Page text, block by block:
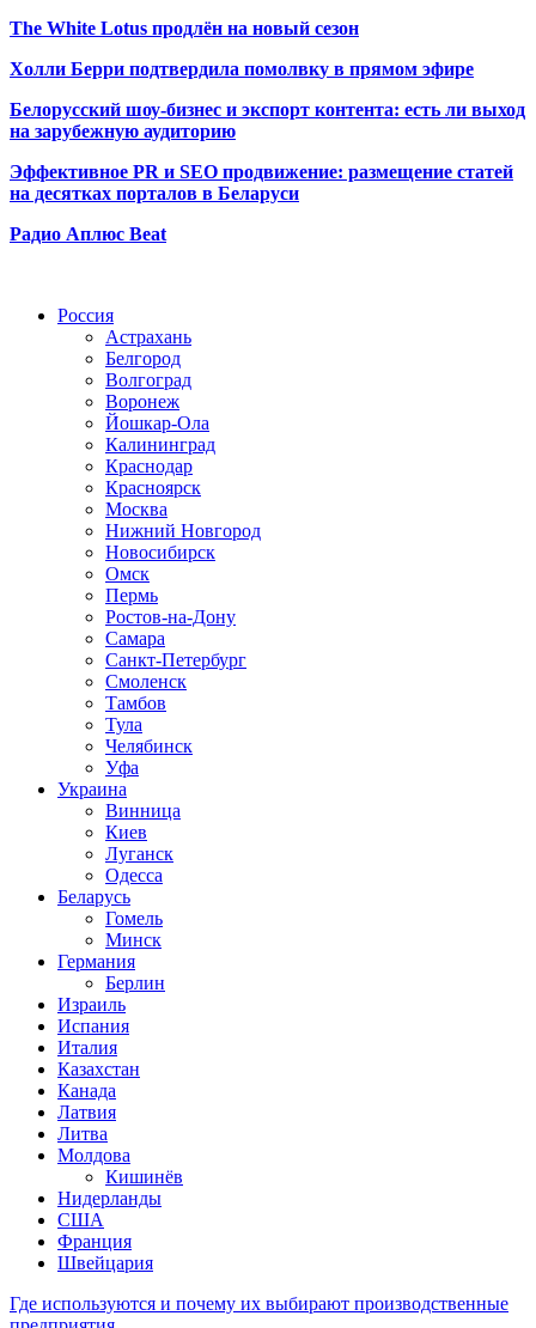
The White Lotus продлён на новый сезон
Холли Берри подтвердила помолвку в прямом эфире
Белорусский шоу-бизнес и экспорт контента: есть ли выход
на зарубежную аудиторию
Эффективное PR и SEO продвижение: размещение статей
на десятках порталов в Беларуси
Радио Аплюс Beat
Россия
Астрахань
Белгород
Волгоград
Воронеж
Йошкар-Ола
Калининград
Краснодар
Красноярск
Москва
Нижний Новгород
Новосибирск
Омск
Пермь
Ростов-на-Дону
Самара
Санкт-Петербург
Смоленск
Тамбов
Тула
Челябинск
Уфа
Украина
Винница
Киев
Луганск
Одесса
Беларусь
Гомель
Минск
Германия
Берлин
Израиль
Испания
Италия
Казахстан
Канада
Латвия
Литва
Молдова
Кишинёв
Нидерланды
США
Франция
Швейцария
Где используются и почему их выбирают производственные